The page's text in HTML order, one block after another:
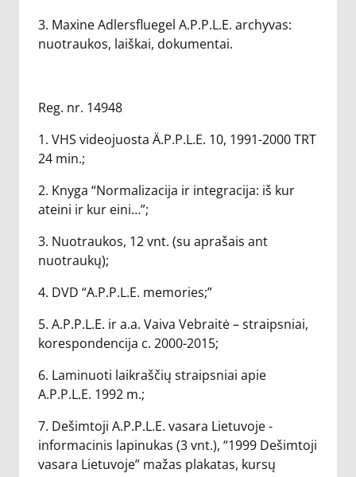
3. Maxine Adlersfluegel A.P.P.L.E. archyvas:
nuotraukos, laiškai, dokumentai.
Reg. nr. 14948
1. VHS videojuosta Ä.P.P.L.E. 10, 1991-2000 TRT
24 min.;
2. Knyga “Normalizacija ir integracija: iš kur
ateini ir kur eini…”;
3. Nuotraukos, 12 vnt. (su aprašais ant
nuotraukų);
4. DVD “A.P.P.L.E. memories;”
5. A.P.P.L.E. ir a.a. Vaiva Vebraitė – straipsniai,
korespondencija c. 2000-2015;
6. Laminuoti laikraščių straipsniai apie
A.P.P.L.E. 1992 m.;
7. Dešimtoji A.P.P.L.E. vasara Lietuvoje -
informacinis lapinukas (3 vnt.), “1999 Dešimtoji
vasara Lietuvoje” mažas plakatas, kursų